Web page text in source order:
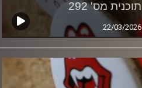
תוכנית מס' 292
22/03/2026